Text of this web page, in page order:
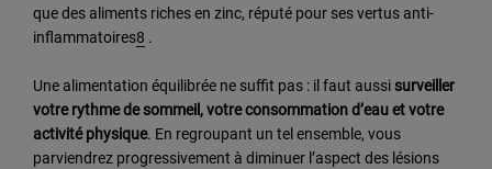
que des aliments riches en zinc, réputé pour ses vertus anti-
inflammatoires8 .
Une alimentation équilibrée ne suffit pas : il faut aussisurveiller
votre rythme de sommeil, votre consommation d’eau et votre
activité physique. En regroupant un tel ensemble, vous
parviendrez progressivement à diminuer l’aspect des lésions